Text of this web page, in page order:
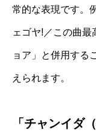
常的な表現です。
ェゴヤ!／この曲
ョア」と併用する
えられます。
「チャンイダ